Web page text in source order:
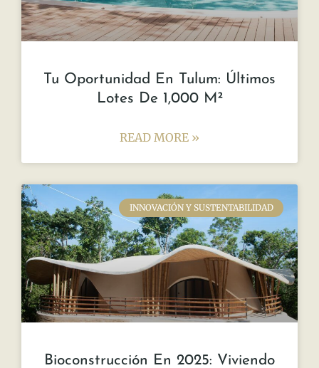
Tu Oportunidad En Tulum: Últimos
Lotes De 1,000 M²
READ MORE »
INNOVACIÓN Y SUSTENTABILIDAD
Bioconstrucción En 2025: Viviendo